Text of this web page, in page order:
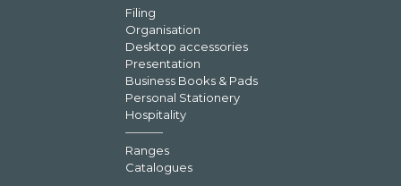
Filing
Organisation
Desktop accessories
Presentation
Business Books & Pads
Personal Stationery
Hospitality
Ranges
Catalogues